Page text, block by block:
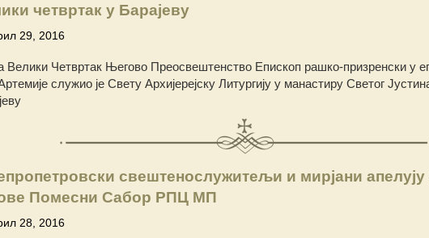
четвртак у Барајеву
29, 2016
Велики Четвртак Његово Преосвештенство Епископ рашко-призренски у
служио је Свету Архијерејску Литургију у манастиру Светог
свештенослужитељи и мирјани апелују
Помесни Сабор РПЦ МП
28, 2016